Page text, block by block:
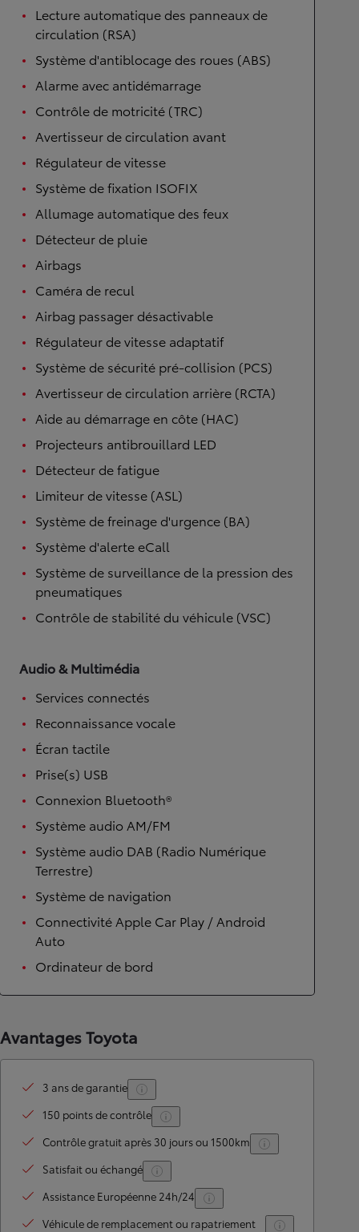
Lecture automatique des panneaux de
circulation (RSA)
Système d'antiblocage des roues (ABS)
Alarme avec antidémarrage
Contrôle de motricité (TRC)
Avertisseur de circulation avant
Régulateur de vitesse
Système de fixation ISOFIX
Allumage automatique des feux
Détecteur de pluie
Airbags
Caméra de recul
Airbag passager désactivable
Régulateur de vitesse adaptatif
Système de sécurité pré-collision (PCS)
Avertisseur de circulation arrière (RCTA)
Aide au démarrage en côte (HAC)
Projecteurs antibrouillard LED
Détecteur de fatigue
Limiteur de vitesse (ASL)
Système de freinage d'urgence (BA)
Système d'alerte eCall
Système de surveillance de la pression des
pneumatiques
Contrôle de stabilité du véhicule (VSC)
Audio & Multimédia
Services connectés
Reconnaissance vocale
Écran tactile
Prise(s) USB
Connexion Bluetooth®
Système audio AM/FM
Système audio DAB (Radio Numérique
Terrestre)
Système de navigation
Connectivité Apple Car Play / Android
Auto
Ordinateur de bord
Avantages Toyota
3 ans de garantie
150 points de contrôle
Contrôle gratuit après 30 jours ou 1500km
Satisfait ou échangé
Assistance Européenne 24h/24
Véhicule de remplacement ou rapatriement